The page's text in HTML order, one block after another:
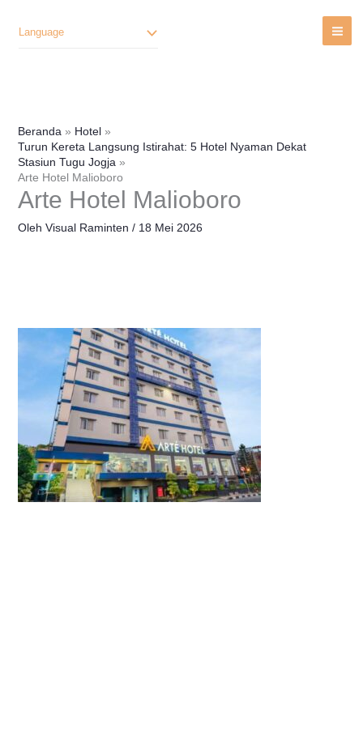
Language
Beranda
Hotel
Turun Kereta Langsung Istirahat: 5 Hotel Nyaman Dekat
Stasiun Tugu Jogja
Arte Hotel Malioboro
Arte Hotel Malioboro
Oleh Visual Raminten / 18 Mei 2026